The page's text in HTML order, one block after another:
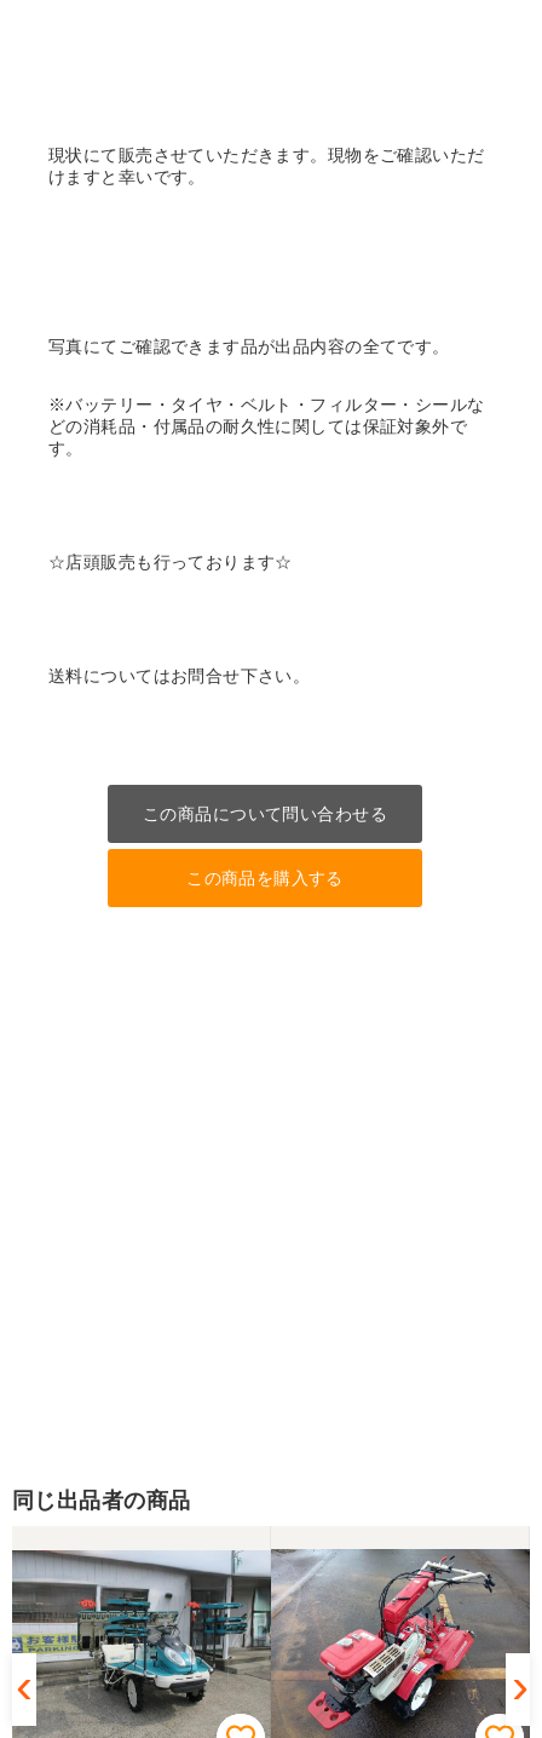
現状にて販売させていただきます。現物をご確認いただ
けますと幸いです。
写真にてご確認できます品が出品内容の全てです。
※バッテリー・タイヤ・ベルト・フィルター・シールな
どの消耗品・付属品の耐久性に関しては保証対象外で
す。
☆店頭販売も行っております☆
送料についてはお問合せ下さい。
この商品について問い合わせる
この商品を購入する
同じ出品者の商品